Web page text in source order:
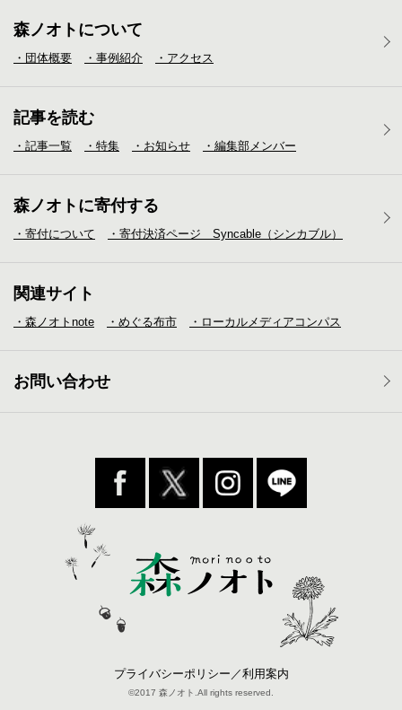
森ノオトについて
・団体概要 ・事例紹介 ・アクセス
記事を読む
・記事一覧 ・特集 ・お知らせ ・編集部メンバー
森ノオトに寄付する
・寄付について ・寄付決済ページ Syncable（シンカブル）
関連サイト
・森ノオトnote ・めぐる布市 ・ローカルメディア コンパス
お問い合わせ
プライバシーポリシー／利用案内
©2017 森ノオト.All rights reserved.